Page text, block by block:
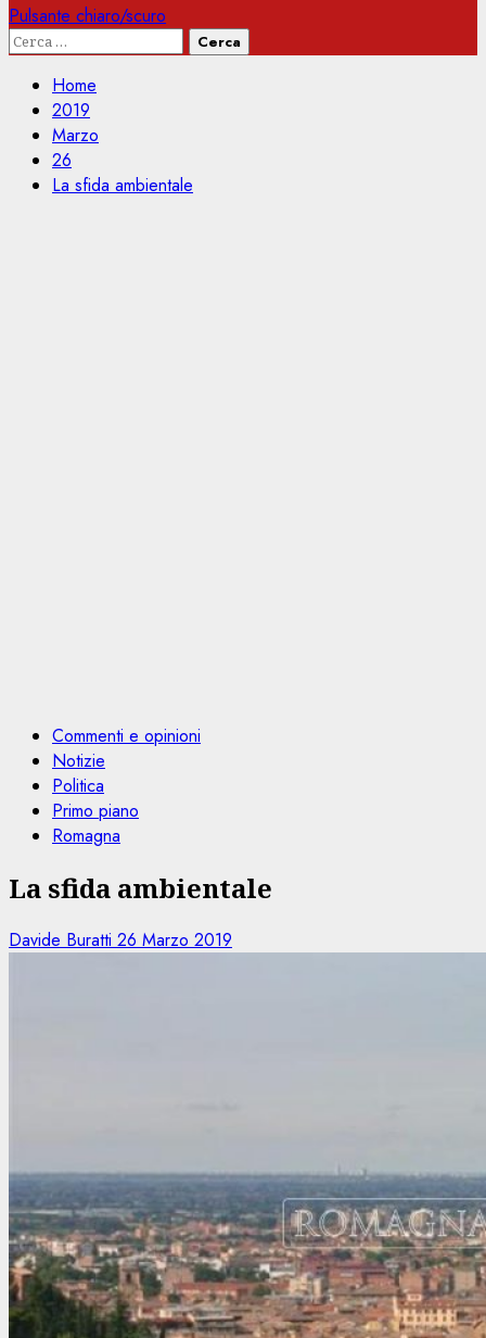
Pulsante chiaro/scuro
Ricerca
Home
2019
Marzo
26
La sfida ambientale
Commenti e opinioni
Notizie
Politica
Primo piano
Romagna
La sfida ambientale
Davide Buratti 26 Marzo 2019